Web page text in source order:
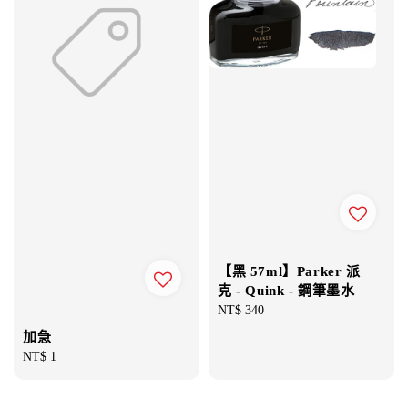
加急
Regular
NT$ 1
【黑 57ml】Parker 派
克 - Quink - 鋼筆墨水
Regular
NT$ 340